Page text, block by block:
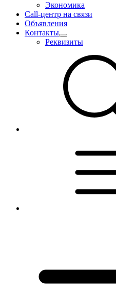
Экономика
Call-центр на связи
Объявления
Контакты
Реквизиты